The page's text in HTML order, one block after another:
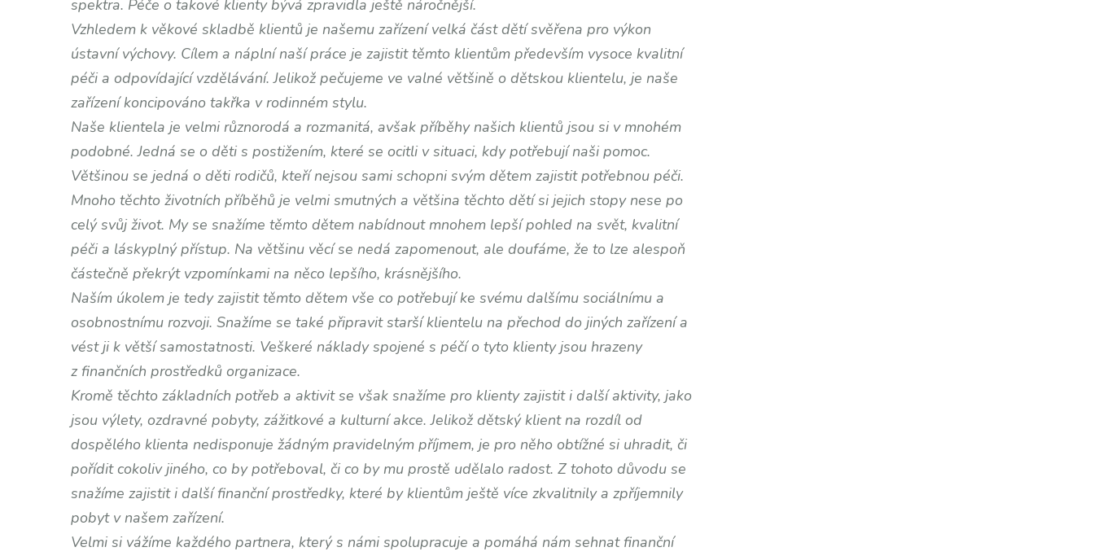
spektra. Péče o takové klienty bývá zpravidla ještě náročnější.
Vzhledem k věkové skladbě klientů je našemu zařízení velká část dětí svěřena pro výkon
ústavní výchovy. Cílem a náplní naší práce je zajistit těmto klientům především vysoce kvalitní
péči a odpovídající vzdělávání. Jelikož pečujeme ve valné většině o dětskou klientelu, je naše
zařízení koncipováno takřka v rodinném stylu.
Naše klientela je velmi různorodá a rozmanitá, avšak příběhy našich klientů jsou si v mnohém
podobné. Jedná se o děti s postižením, které se ocitli v situaci, kdy potřebují naši pomoc.
Většinou se jedná o děti rodičů, kteří nejsou sami schopni svým dětem zajistit potřebnou péči.
Mnoho těchto životních příběhů je velmi smutných a většina těchto dětí si jejich stopy nese po
celý svůj život. My se snažíme těmto dětem nabídnout mnohem lepší pohled na svět, kvalitní
péči a láskyplný přístup. Na většinu věcí se nedá zapomenout, ale doufáme, že to lze alespoň
částečně překrýt vzpomínkami na něco lepšího, krásnějšího.
Naším úkolem je tedy zajistit těmto dětem vše co potřebují ke svému dalšímu sociálnímu a
osobnostnímu rozvoji. Snažíme se také připravit starší klientelu na přechod do jiných zařízení a
vést ji k větší samostatnosti. Veškeré náklady spojené s péčí o tyto klienty jsou hrazeny
z finančních prostředků organizace.
Kromě těchto základních potřeb a aktivit se však snažíme pro klienty zajistit i další aktivity, jako
jsou výlety, ozdravné pobyty, zážitkové a kulturní akce. Jelikož dětský klient na rozdíl od
dospělého klienta nedisponuje žádným pravidelným příjmem, je pro něho obtížné si uhradit, či
pořídit cokoliv jiného, co by potřeboval, či co by mu prostě udělalo radost. Z tohoto důvodu se
snažíme zajistit i další finanční prostředky, které by klientům ještě více zkvalitnily a zpříjemnily
pobyt v našem zařízení.
Velmi si vážíme každého partnera, který s námi spolupracuje a pomáhá nám sehnat finanční